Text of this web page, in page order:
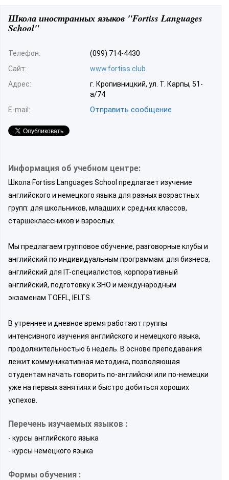
Школа иностранных языков "Fortiss Languages
School"
Телефон:
(099) 714-4430
Сайт:
www.fortiss.club
Адрес:
г. Кропивницкий, ул. Т. Карпы, 51-
а/74
E-mail:
Отправить сообщение
Информация об учебном центре:
Школа Fortiss Languages School предлагает изучение
английского и немецкого языка для разных возрастных
групп: для школьников, младших и средних классов,
старшеклассников и взрослых.
Мы предлагаем групповое обучение, разговорные клубы и
английский по индивидуальным программам: для бизнеса,
английский для IT-специалистов, корпоративный
английский, подготовку к ЗНО и международным
экзаменам TOEFL, IELTS.
В утреннее и дневное время работают группы
интенсивного изучения английского и немецкого языка,
продолжительностью 6 недель. В основе преподавания
лежит коммуникативная методика, позволяющая
студентам начать говорить по-английски или по-немецки
уже на первых занятиях и быстро добиться хороших
успехов.
Перечень изучаемых языков :
- курсы английского языка
- курсы немецкого языка
Формы обучения :